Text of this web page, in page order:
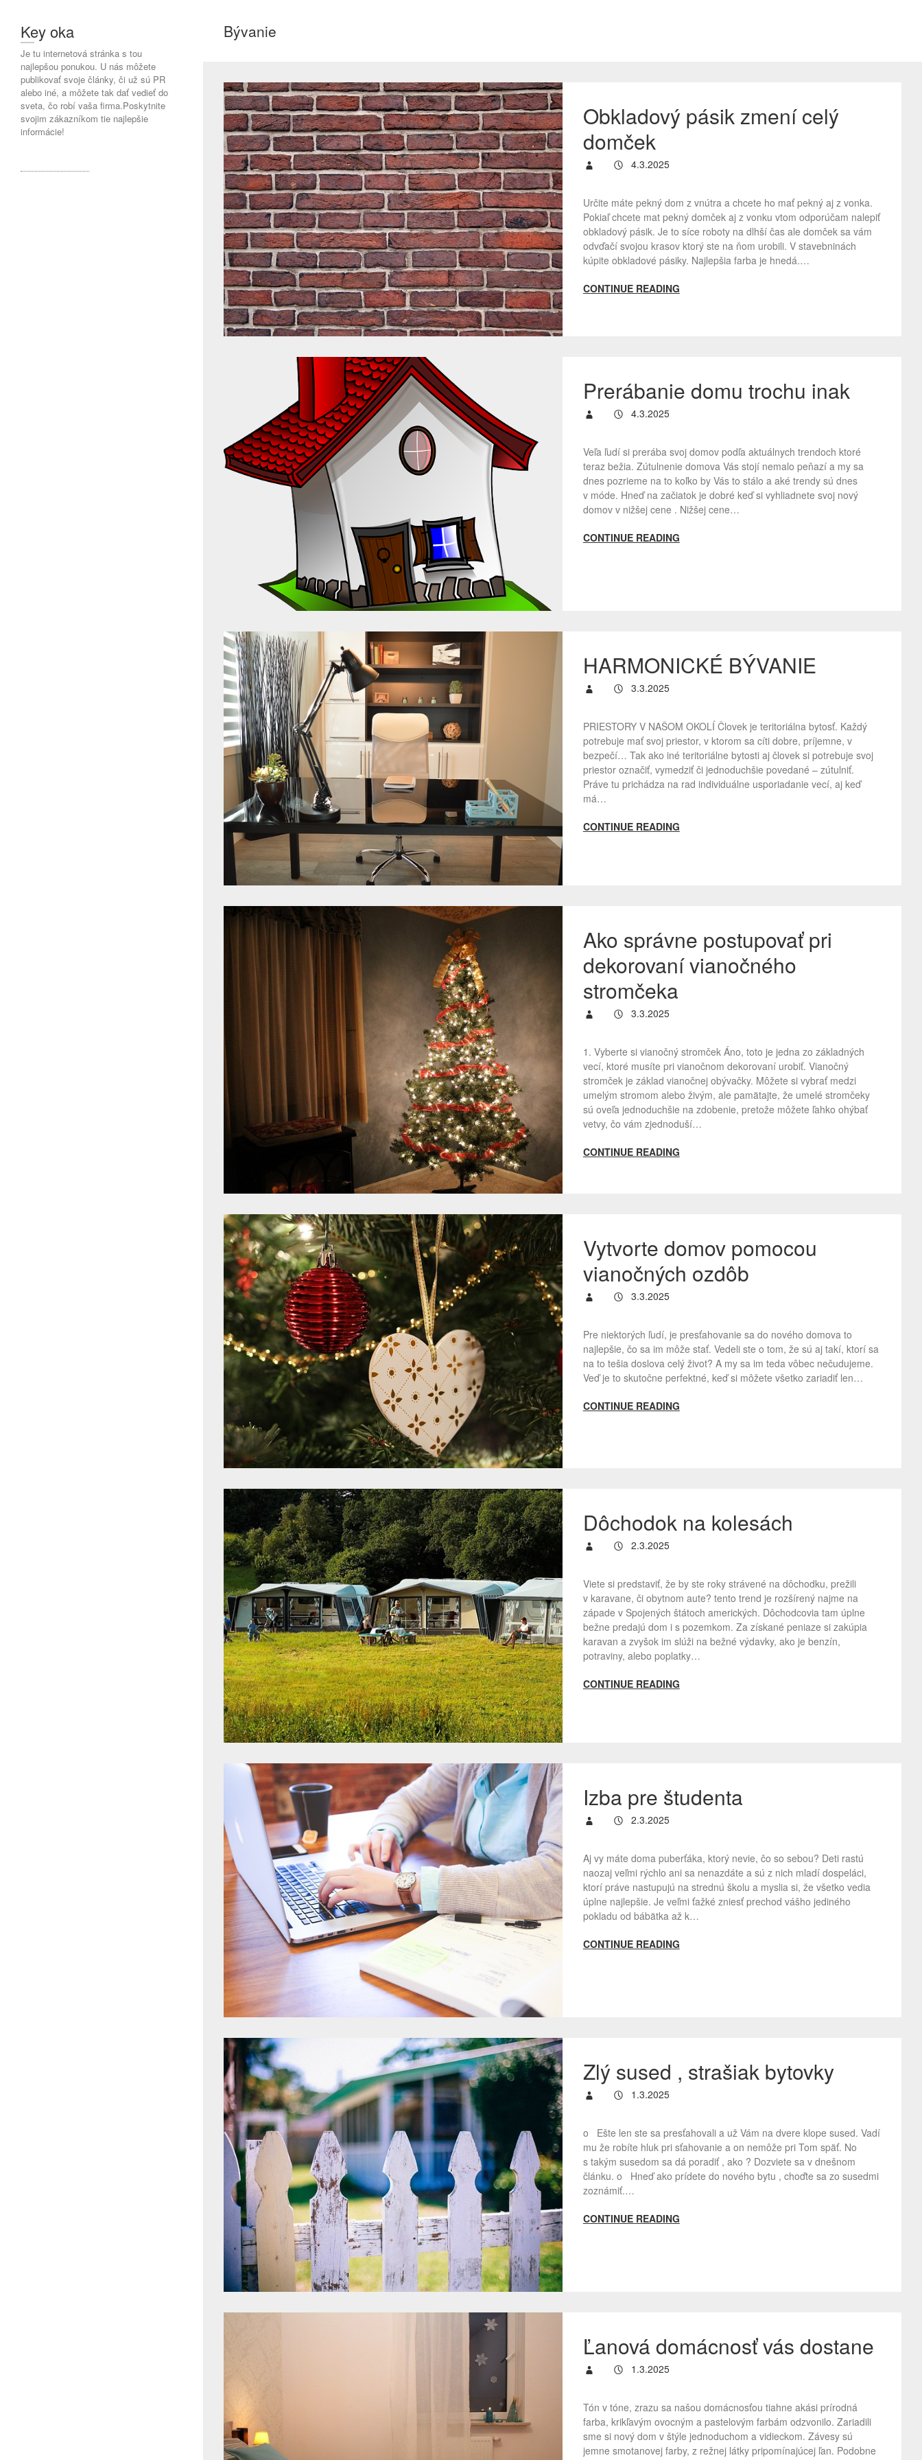
Key oka
Je tu internetová stránka s tou
najlepšou ponukou. U nás môžete
publikovať svoje články, či už sú PR
alebo iné, a môžete tak dať vedieť do
sveta, čo robí vaša firma.Poskytnite
svojim zákazníkom tie najlepšie
informácie!
Bývanie
Obkladový pásik zmení celý
domček
4.3.2025
Určite máte pekný dom z vnútra a chcete ho mať pekný aj z vonka.
Pokiaľ chcete mat pekný domček aj z vonku vtom odporúčam nalepiť
obkladový pásik. Je to síce roboty na dlhší čas ale domček sa vám
odvďačí svojou krasov ktorý ste na ňom urobili. V stavebninách
kúpite obkladové pásiky. Najlepšia farba je hnedá.…
CONTINUE READING
Prerábanie domu trochu inak
4.3.2025
Veľa ľudí si prerába svoj domov podľa aktuálnych trendoch ktoré
teraz bežia. Zútulnenie domova Vás stojí nemalo peňazí a my sa
dnes pozrieme na to koľko by Vás to stálo a aké trendy sú dnes
v móde. Hneď na začiatok je dobré keď si vyhliadnete svoj nový
domov v nižšej cene . Nižšej cene…
CONTINUE READING
HARMONICKÉ BÝVANIE
3.3.2025
PRIESTORY V NAŠOM OKOLÍ Človek je teritoriálna bytosť. Každý
potrebuje mať svoj priestor, v ktorom sa cíti dobre, príjemne, v
bezpečí… Tak ako iné teritoriálne bytosti aj človek si potrebuje svoj
priestor označiť, vymedziť či jednoduchšie povedané – zútulniť.
Práve tu prichádza na rad individuálne usporiadanie vecí, aj keď
má…
CONTINUE READING
Ako správne postupovať pri
dekorovaní vianočného
stromčeka
3.3.2025
1. Vyberte si vianočný stromček Áno, toto je jedna zo základných
vecí, ktoré musíte pri vianočnom dekorovaní urobiť. Vianočný
stromček je základ vianočnej obývačky. Môžete si vybrať medzi
umelým stromom alebo živým, ale pamätajte, že umelé stromčeky
sú oveľa jednoduchšie na zdobenie, pretože môžete ľahko ohýbať
vetvy, čo vám zjednoduší…
CONTINUE READING
Vytvorte domov pomocou
vianočných ozdôb
3.3.2025
Pre niektorých ľudí, je presťahovanie sa do nového domova to
najlepšie, čo sa im môže stať. Vedeli ste o tom, že sú aj takí, ktorí sa
na to tešia doslova celý život? A my sa im teda vôbec nečudujeme.
Veď je to skutočne perfektné, keď si môžete všetko zariadiť len…
CONTINUE READING
Dôchodok na kolesách
2.3.2025
Viete si predstaviť, že by ste roky strávené na dôchodku, prežili
v karavane, či obytnom aute? tento trend je rozšírený najme na
západe v Spojených štátoch amerických. Dôchodcovia tam úplne
bežne predajú dom i s pozemkom. Za získané peniaze si zakúpia
karavan a zvyšok im slúži na bežné výdavky, ako je benzín,
potraviny, alebo poplatky…
CONTINUE READING
Izba pre študenta
2.3.2025
Aj vy máte doma puberťáka, ktorý nevie, čo so sebou? Deti rastú
naozaj veľmi rýchlo ani sa nenazdáte a sú z nich mladí dospeláci,
ktorí práve nastupujú na strednú školu a myslia si, že všetko vedia
úplne najlepšie. Je veľmi ťažké zniesť prechod vášho jediného
pokladu od bábätka až k…
CONTINUE READING
Zlý sused , strašiak bytovky
1.3.2025
o Ešte len ste sa presťahovali a už Vám na dvere klope sused. Vadí
mu že robíte hluk pri sťahovanie a on nemôže pri Tom späť. No
s takým susedom sa dá poradiť , ako ? Dozviete sa v dnešnom
článku. o Hneď ako prídete do nového bytu , choďte sa zo susedmi
zoznámiť.…
CONTINUE READING
Ľanová domácnosť vás dostane
1.3.2025
Tón v tóne, zrazu sa našou domácnosťou tiahne akási prírodná
farba, krikľavým ovocným a pastelovým farbám odzvonilo. Zariadili
sme si nový dom v štýle jednoduchom a vidieckom. Závesy sú
jemne smotanovej farby, z režnej látky pripomínajúcej ľan. Podobne